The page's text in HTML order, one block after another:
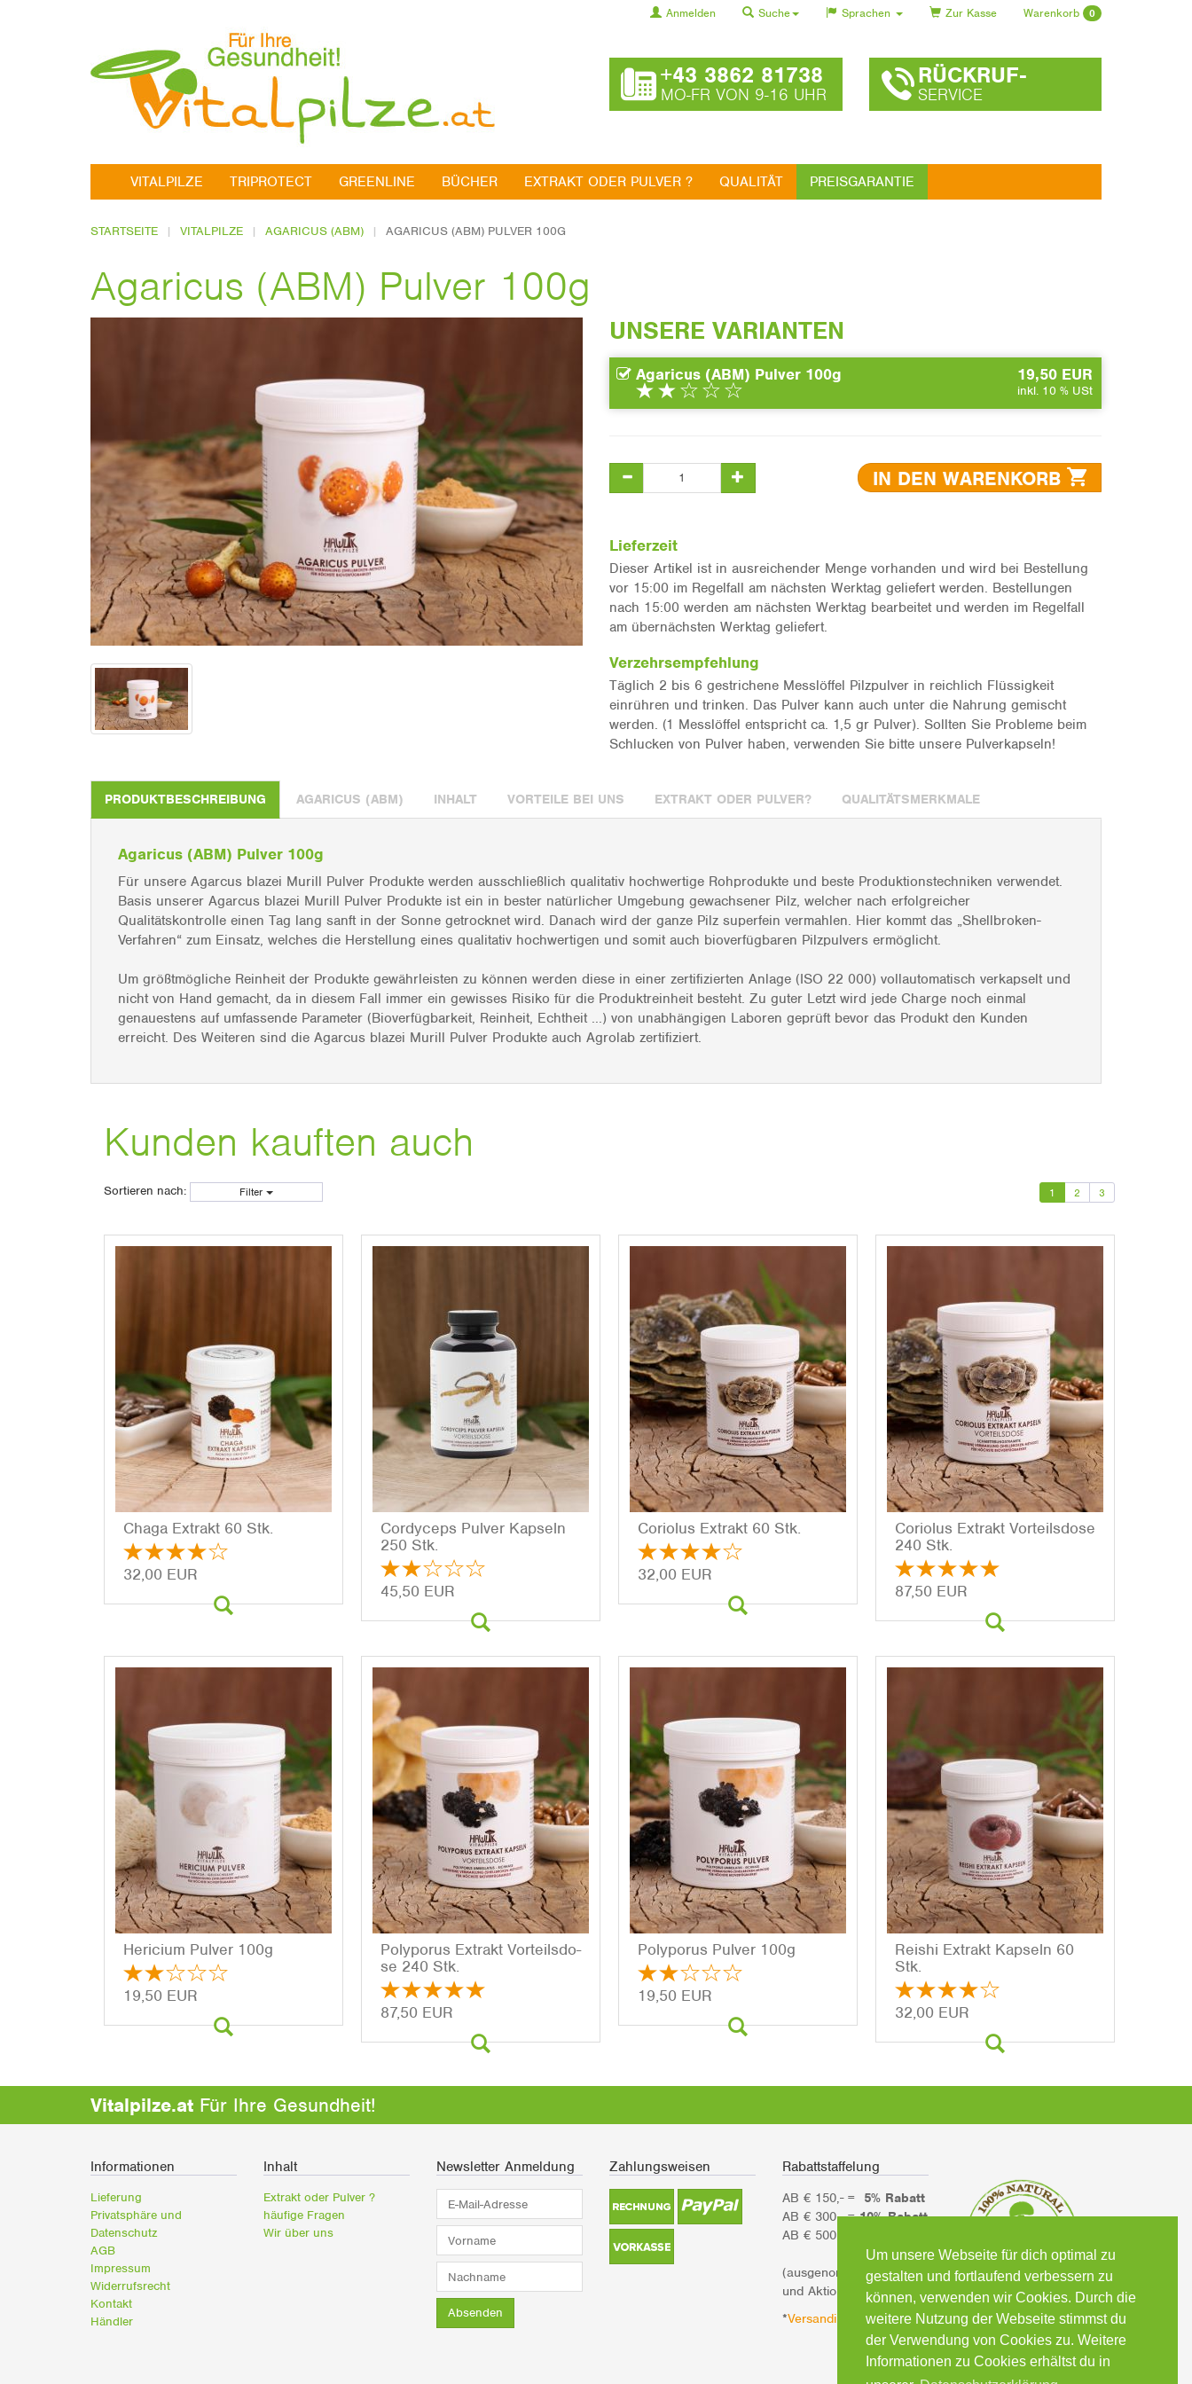
Um unsere Webseite für dich optimal zu
gestalten und fortlaufend verbessern zu
können, verwenden wir Cookies. Durch die
weitere Nutzung der Webseite stimmst du
der Verwendung von Cookies zu. Weitere
Informationen zu Cookies erhältst du in
Anmelden Suche Sprachen Zur Kasse Warenkorb 0
+43 3862 81738
MO-FR VON 9-16 UHR
RÜCKRUF-
SERVICE
VITALPILZE TRIPROTECT GREENLINE BÜCHER EXTRAKT ODER PULVER ? QUALITÄT PREISGARANTIE
STARTSEITE VITALPILZE AGARICUS (ABM) AGARICUS (ABM) PULVER 100G
Agaricus (ABM) Pulver 100g
UNSERE VARIANTEN
Agaricus (ABM) Pulver 100g 19,50 EUR
inkl. 10 % USt
IN DEN WARENKORB
Lieferzeit
Dieser Artikel ist in ausreichender Menge vorhanden und wird bei Bestellung
vor 15:00 im Regelfall am nächsten Werktag geliefert werden. Bestellungen
nach 15:00 werden am nächsten Werktag bearbeitet und werden im Regelfall
am übernächsten Werktag geliefert.
Verzehrsempfehlung
Täglich 2 bis 6 gestrichene Messlöffel Pilzpulver in reichlich Flüssigkeit
einrühren und trinken. Das Pulver kann auch unter die Nahrung gemischt
werden. (1 Messlöffel entspricht ca. 1,5 gr Pulver). Sollten Sie Probleme beim
Schlucken von Pulver haben, verwenden Sie bitte unsere Pulverkapseln!
PRODUKTBESCHREIBUNG AGARICUS (ABM) INHALT VORTEILE BEI UNS EXTRAKT ODER PULVER? QUALITÄTSMERKMALE
Agaricus (ABM) Pulver 100g
Für unsere Agarcus blazei Murill Pulver Produkte werden ausschließlich qualitativ hochwertige Rohprodukte und beste Produktionstechniken verwendet.
Basis unserer Agarcus blazei Murill Pulver Produkte ist ein in bester natürlicher Umgebung gewachsener Pilz, welcher nach erfolgreicher
Qualitätskontrolle einen Tag lang sanft in der Sonne getrocknet wird. Danach wird der ganze Pilz superfein vermahlen. Hier kommt das „Shellbroken-
Verfahren“ zum Einsatz, welches die Herstellung eines qualitativ hochwertigen und somit auch bioverfügbaren Pilzpulvers ermöglicht.
Um größtmögliche Reinheit der Produkte gewährleisten zu können werden diese in einer zertifizierten Anlage (ISO 22 000) vollautomatisch verkapselt und
nicht von Hand gemacht, da in diesem Fall immer ein gewisses Risiko für die Produktreinheit besteht. Zu guter Letzt wird jede Charge noch einmal
genauestens auf umfassende Parameter (Bioverfügbarkeit, Reinheit, Echtheit ...) von unabhängigen Laboren geprüft bevor das Produkt den Kunden
erreicht. Des Weiteren sind die Agarcus blazei Murill Pulver Produkte auch Agrolab zertifiziert.
Kunden kauften auch
Sortieren nach: Filter 1 2 3
Chaga Ex­trakt 60 Stk.
32,00 EUR
Co­rio­lus Ex­trakt 60 Stk.
32,00 EUR
Co­rio­lus Ex­trakt Vor­teils­do­se
240 Stk.
87,50 EUR
Rei­shi Ex­trakt Kap­seln 60
Stk.
32,00 EUR
He­ri­ci­um Pul­ver 100g
19,50 EUR
Po­ly­po­rus Pul­ver 100g
19,50 EUR
Po­ly­po­rus Ex­trakt Vor­teils­do­
se 240 Stk.
87,50 EUR
Cor­dy­ceps Pul­ver Kap­seln
250 Stk.
45,50 EUR
Vitalpilze.at Für Ihre Gesundheit!
Informationen
Lieferung
Privatsphäre und
Datenschutz
AGB
Impressum
Widerrufsrecht
Kontakt
Händler
Inhalt
Extrakt oder Pulver ?
häufige Fragen
Wir über uns
Newsletter Anmeldung
Absenden
Zahlungsweisen Rabattstaffelung
AB € 150,- = 5% Rabatt
AB € 300,- =10% Rabatt
AB € 500,- =
(ausgenommen Bücher
und Aktionsartikel)
*Versandinformationen